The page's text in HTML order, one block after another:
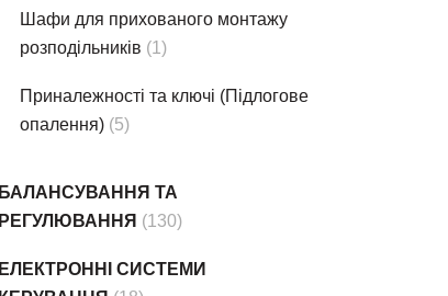
Шафи для прихованого монтажу
розподільників (1)
Приналежності та ключі (Підлогове
опалення) (5)
БАЛАНСУВАННЯ ТА
РЕГУЛЮВАННЯ (130)
ЕЛЕКТРОННІ СИСТЕМИ